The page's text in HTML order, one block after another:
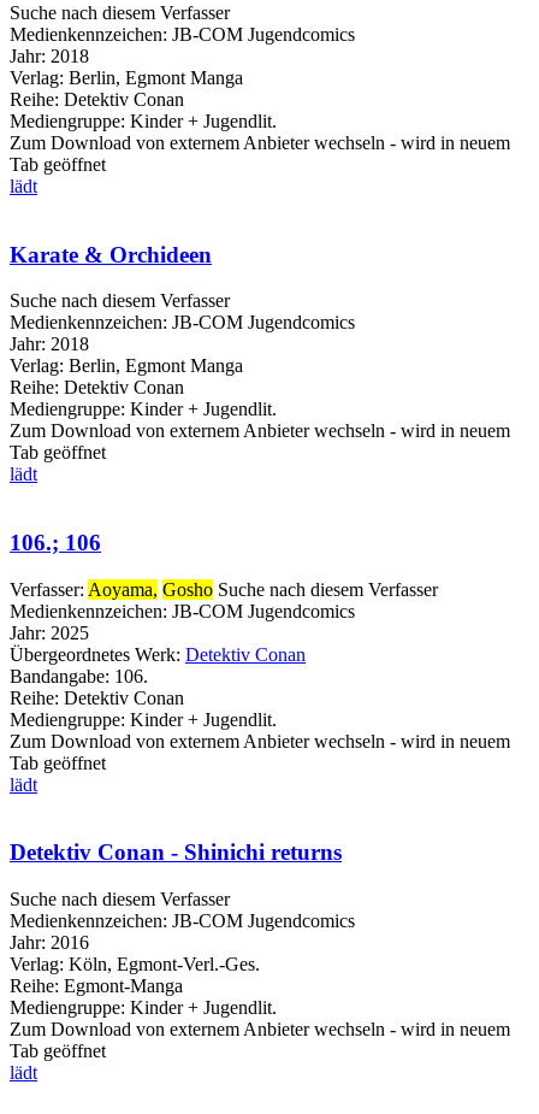
Suche nach diesem Verfasser
Medienkennzeichen: JB-COM Jugendcomics
Jahr: 2018
Verlag: Berlin, Egmont Manga
Reihe: Detektiv Conan
Mediengruppe: Kinder + Jugendlit.
Zum Download von externem Anbieter wechseln - wird in neuem
Tab geöffnet
lädt
Karate & Orchideen
Suche nach diesem Verfasser
Medienkennzeichen: JB-COM Jugendcomics
Jahr: 2018
Verlag: Berlin, Egmont Manga
Reihe: Detektiv Conan
Mediengruppe: Kinder + Jugendlit.
Zum Download von externem Anbieter wechseln - wird in neuem
Tab geöffnet
lädt
106.; 106
Verfasser: Aoyama, Gosho Suche nach diesem Verfasser
Medienkennzeichen: JB-COM Jugendcomics
Jahr: 2025
Übergeordnetes Werk: Detektiv Conan
Bandangabe: 106.
Reihe: Detektiv Conan
Mediengruppe: Kinder + Jugendlit.
Zum Download von externem Anbieter wechseln - wird in neuem
Tab geöffnet
lädt
Detektiv Conan - Shinichi returns
Suche nach diesem Verfasser
Medienkennzeichen: JB-COM Jugendcomics
Jahr: 2016
Verlag: Köln, Egmont-Verl.-Ges.
Reihe: Egmont-Manga
Mediengruppe: Kinder + Jugendlit.
Zum Download von externem Anbieter wechseln - wird in neuem
Tab geöffnet
lädt